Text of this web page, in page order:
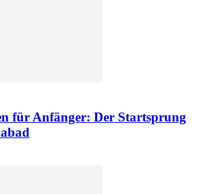
für Anfänger: Der Startsprung